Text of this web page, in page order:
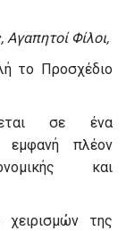
Φίλοι,
το Προσχέδιο
σε ένα
εμφανή πλέον
και
χειρισμών της